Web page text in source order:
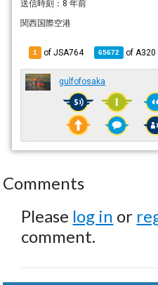
送信時刻： 8 年前
関西国際空港
1 of JSA764 65672 of A320
gulfofosaka
Comments
Please log in or
comment.